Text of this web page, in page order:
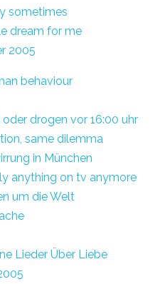
sometimes
dream for me
2005
behaviour
drogen vor 16:00 uhr
same dilemma
in München
anything on tv anymore
um die Welt
Lieder Über Liebe